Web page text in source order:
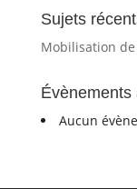
Sujets
Mobilisation
Évènements
Aucun